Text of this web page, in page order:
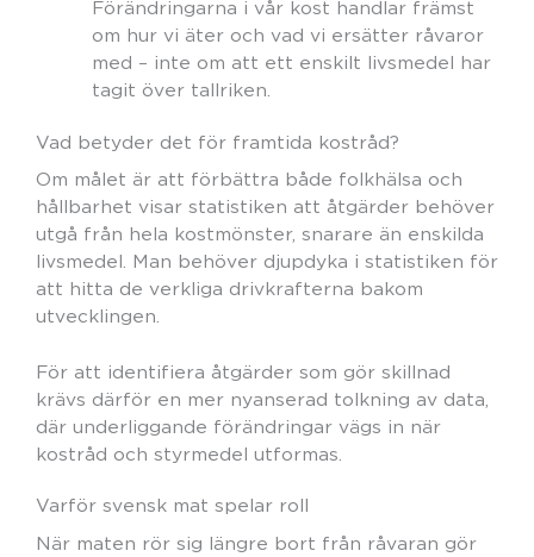
Förändringarna i vår kost handlar främst
om hur vi äter och vad vi ersätter råvaror
med – inte om att ett enskilt livsmedel har
tagit över tallriken.
Vad betyder det för framtida kostråd?
Om målet är att förbättra både folkhälsa och
hållbarhet visar statistiken att åtgärder behöver
utgå från hela kostmönster, snarare än enskilda
livsmedel. Man behöver djupdyka i statistiken för
att hitta de verkliga drivkrafterna bakom
utvecklingen.
För att identifiera åtgärder som gör skillnad
krävs därför en mer nyanserad tolkning av data,
där underliggande förändringar vägs in när
kostråd och styrmedel utformas.
Varför svensk mat spelar roll
När maten rör sig längre bort från råvaran gör